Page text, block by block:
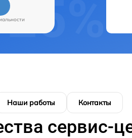
Наши работы Контакты
сервис-